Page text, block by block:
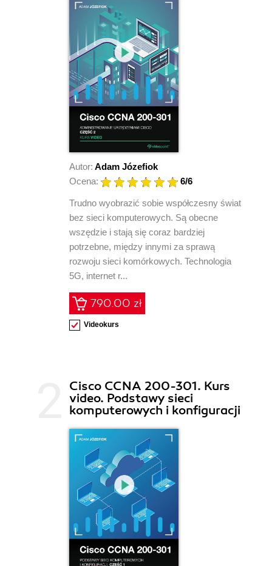
Autor: Adam Józefiok
Ocena:
6/6
Trudno wyobrazić sobie współczesny świat
bez sieci komputerowych. Są obecne
wszędzie i stają się coraz bardziej
potrzebne, między innymi za sprawą
rozwoju sieci komórkowych. Technologia
5G, internet r...
790.00 zł
Videokurs
Cisco CCNA 200-301. Kurs
video. Podstawy sieci
komputerowych i konfiguracji